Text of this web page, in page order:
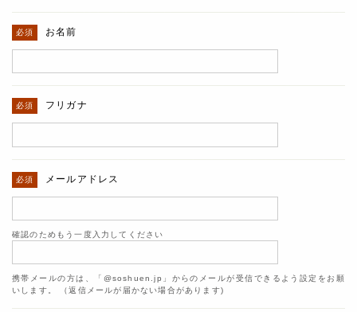
お名前
フリガナ
メールアドレス
確認のためもう一度入力してください
携帯メールの方は、「@soshuen.jp」からのメールが受信できるよう設定をお願
いします。 （返信メールが届かない場合があります)